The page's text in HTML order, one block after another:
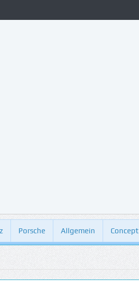
Porsche Allgemein Concept